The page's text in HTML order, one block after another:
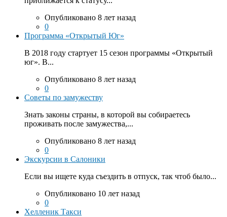
Опубликовано 8 лет назад
0
Программа «Открытый Юг»
В 2018 году стартует 15 сезон программы «Открытый
юг». В...
Опубликовано 8 лет назад
0
Советы по замужеству
Знать законы страны, в которой вы собираетесь
проживать после замужества,...
Опубликовано 8 лет назад
0
Экскурсии в Салоники
Если вы ищете куда съездить в отпуск, так чтоб было...
Опубликовано 10 лет назад
0
Хелленик Такси